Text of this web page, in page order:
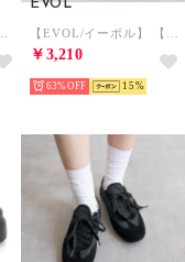
EVOL
￥3,210
63% 15